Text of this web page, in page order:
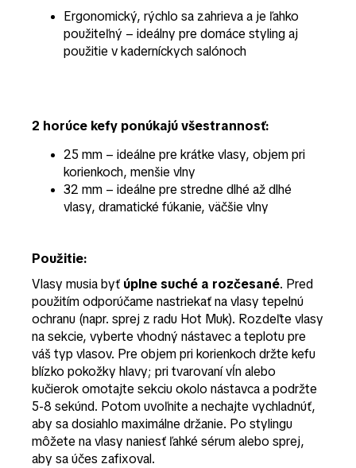
Ergonomický, rýchlo sa zahrieva a je ľahko
použiteľný – ideálny pre domáce styling aj
použitie v kaderníckych salónoch
2 horúce kefy ponúkajú všestrannosť:
25 mm – ideálne pre krátke vlasy, objem pri
korienkoch, menšie vlny
32 mm – ideálne pre stredne dlhé až dlhé
vlasy, dramatické fúkanie, väčšie vlny
Použitie:
Vlasy musia byť úplne suché a rozčesané. Pred
použitím odporúčame nastriekať na vlasy tepelnú
ochranu (napr. sprej z radu Hot Muk). Rozdeľte vlasy
na sekcie, vyberte vhodný nástavec a teplotu pre
váš typ vlasov. Pre objem pri korienkoch držte kefu
blízko pokožky hlavy; pri tvarovaní vĺn alebo
kučierok omotajte sekciu okolo nástavca a podržte
5-8 sekúnd. Potom uvoľnite a nechajte vychladnúť,
aby sa dosiahlo maximálne držanie. Po stylingu
môžete na vlasy naniesť ľahké sérum alebo sprej,
aby sa účes zafixoval.